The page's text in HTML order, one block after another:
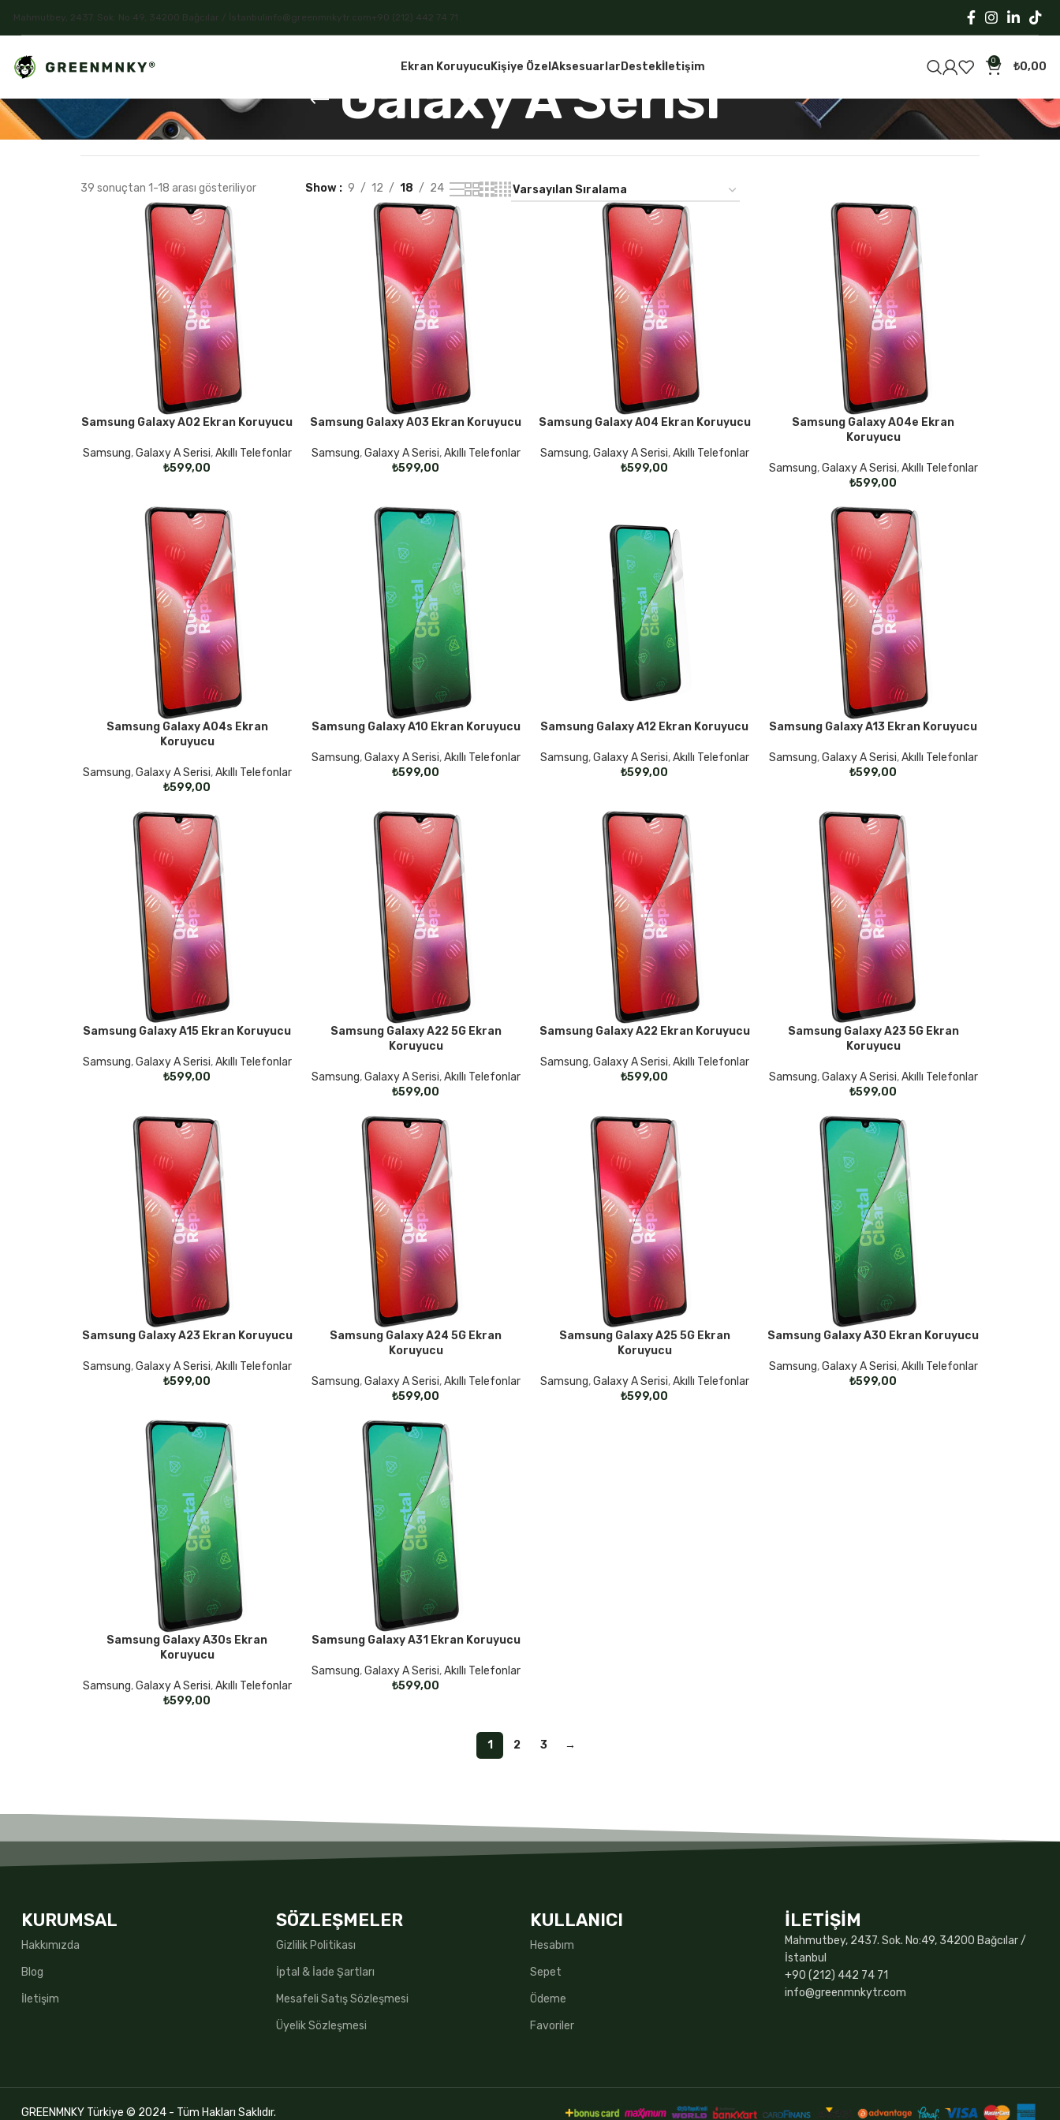
Mahmutbey, 2437. Sok. No:49, 34200 Bağcılar / İstanbulinfo@greenmnkytr.com +90 (212) 442 74 71
Ekran KoruyucuKişiye Özel Aksesuarlar Destekİletişim 0 ₺0,00
Galaxy A Serisi
39 sonuçtan 1-18 arası gösteriliyor Show 9 12 18 24
SEÇENEKLER
Samsung Galaxy A02 Ekran Koruyucu
Samsung,Galaxy A Serisi,Akıllı Telefonlar
₺
SEÇENEKLER
Samsung Galaxy A03 Ekran Koruyucu
Samsung,Galaxy A Serisi,Akıllı Telefonlar
₺
SEÇENEKLER
Samsung Galaxy A04 Ekran Koruyucu
Samsung,Galaxy A Serisi,Akıllı Telefonlar
₺
SEÇENEKLER
Samsung Galaxy A04e Ekran
Koruyucu
Samsung,Galaxy A Serisi,Akıllı Telefonlar
₺
SEÇENEKLER
Samsung Galaxy A04s Ekran
Koruyucu
Samsung,Galaxy A Serisi,Akıllı Telefonlar
₺
SEÇENEKLER
Samsung Galaxy A10 Ekran Koruyucu
Samsung,Galaxy A Serisi,Akıllı Telefonlar
₺
SEÇENEKLER
Samsung Galaxy A12 Ekran Koruyucu
Samsung,Galaxy A Serisi,Akıllı Telefonlar
₺
SEÇENEKLER
Samsung Galaxy A13 Ekran Koruyucu
Samsung,Galaxy A Serisi,Akıllı Telefonlar
₺
SEÇENEKLER
Samsung Galaxy A15 Ekran Koruyucu
Samsung,Galaxy A Serisi,Akıllı Telefonlar
₺
SEÇENEKLER
Samsung Galaxy A22 5G Ekran
Koruyucu
Samsung,Galaxy A Serisi,Akıllı Telefonlar
₺
SEÇENEKLER
Samsung Galaxy A22 Ekran Koruyucu
Samsung,Galaxy A Serisi,Akıllı Telefonlar
₺
SEÇENEKLER
Samsung Galaxy A23 5G Ekran
Koruyucu
Samsung,Galaxy A Serisi,Akıllı Telefonlar
₺
SEÇENEKLER
Samsung Galaxy A23 Ekran Koruyucu
Samsung,Galaxy A Serisi,Akıllı Telefonlar
₺
SEÇENEKLER
Samsung Galaxy A24 5G Ekran
Koruyucu
Samsung,Galaxy A Serisi,Akıllı Telefonlar
₺
SEÇENEKLER
Samsung Galaxy A25 5G Ekran
Koruyucu
Samsung,Galaxy A Serisi,Akıllı Telefonlar
₺
SEÇENEKLER
Samsung Galaxy A30 Ekran Koruyucu
Samsung,Galaxy A Serisi,Akıllı Telefonlar
₺
SEÇENEKLER
Samsung Galaxy A30s Ekran
Koruyucu
Samsung,Galaxy A Serisi,Akıllı Telefonlar
₺
SEÇENEKLER
Samsung Galaxy A31 Ekran Koruyucu
Samsung,Galaxy A Serisi,Akıllı Telefonlar
₺
1 2 3 →
KURUMSAL
Hakkımızda
Blog
İletişim
SÖZLEŞMELER
Gizlilik Politikası
İptal & İade Şartları
Mesafeli Satış Sözleşmesi
Üyelik Sözleşmesi
KULLANICI
Hesabım
Sepet
Ödeme
Favoriler
İLETİŞİM
Mahmutbey, 2437. Sok. No:49, 34200 Bağcılar /
İstanbul
+90 (212) 442 74 71
info@greenmnkytr.com
GREENMNKY Türkiye © 2024 - Tüm Hakları Saklıdır.